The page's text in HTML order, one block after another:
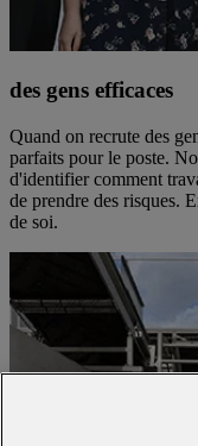
des gens efficaces
Quand on recrute des
parfaits pour le poste.
d'identifier comment
de prendre des risques.
de soi.